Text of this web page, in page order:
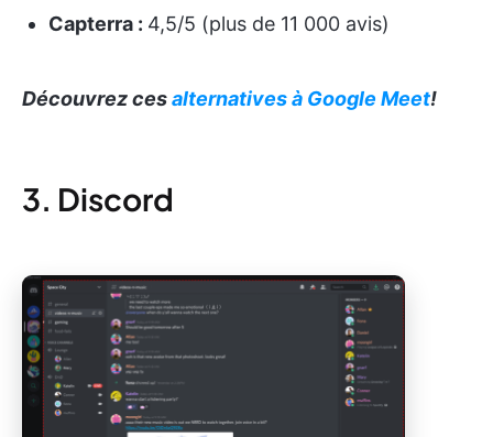
Capterra : 4,5/5 (plus de 11 000 avis)
Découvrez cesalternatives à Google Meet!
3. Discord